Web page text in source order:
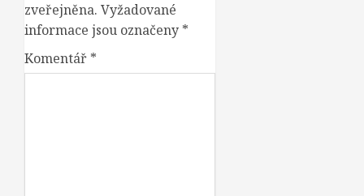
zveřejněna. Vyžadované
informace jsou označeny *
Komentář *